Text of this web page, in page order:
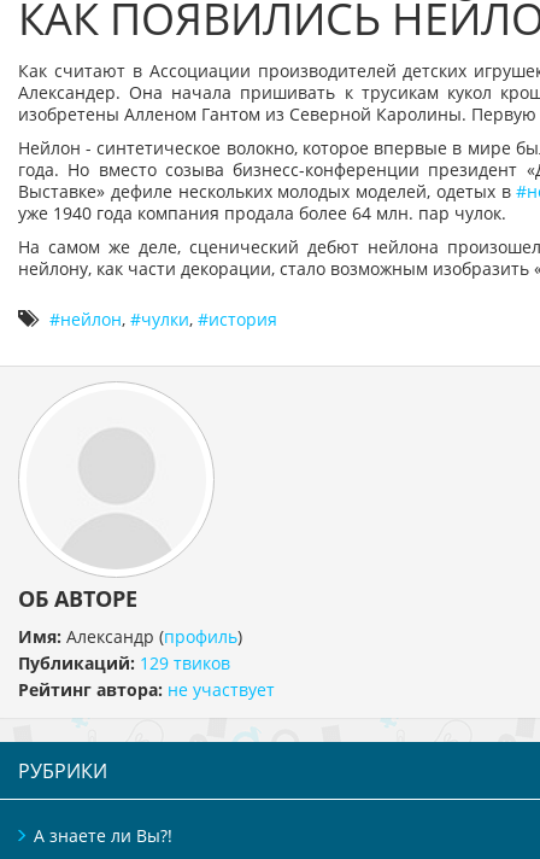
КАК ПОЯВИЛИСЬ
Как считают в Ассоциации производителей детских
Александер. Она начала пришивать к трусикам кукол
изобретены Алленом Гантом из Северной Каролины.
Нейлон - синтетическое волокно, которое впервые в мире
года. Но вместо созыва бизнесс-конференции
Выставке» дефиле нескольких молодых моделей, одетых в
уже 1940 года компания продала более 64 млн. пар чулок.
На самом же деле, сценический дебют нейлона
нейлону, как части декорации, стало возможным
нейлон, чулки, история
ОБ АВТОРЕ
Имя: Александр (профиль)
Публикаций: 129 твиков
Рейтинг автора: не участвует
РУБРИКИ
А знаете ли Вы?!